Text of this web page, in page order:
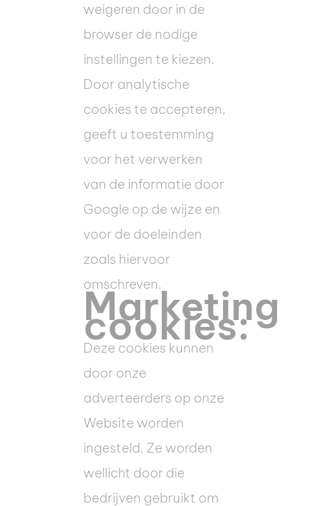
weigeren door in de
browser de nodige
instellingen te kiezen.
Door analytische
cookies te accepteren,
geeft u toestemming
voor het verwerken
van de informatie door
Google op de wijze en
voor de doeleinden
zoals hiervoor
omschreven.
Marketing
cookies:
Deze cookies kunnen
door onze
adverteerders op onze
Website worden
ingesteld. Ze worden
wellicht door die
bedrijven gebruikt om